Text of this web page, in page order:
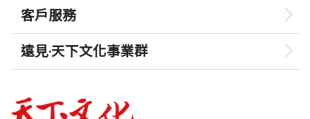
客戶服務
遠見‧天下文化事業群
哈佛商業評論